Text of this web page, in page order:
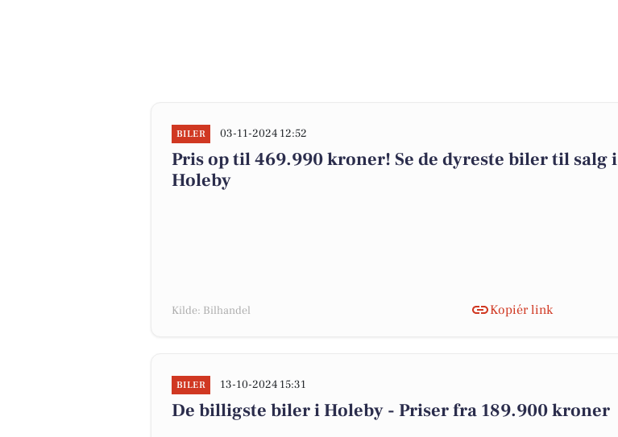
BILER 03-11-2024 12:52
Pris op til 469.990 kroner! Se de dyreste biler til salg i
Holeby
Kilde: Bilhandel Kopiér link
BILER 13-10-2024 15:31
De billigste biler i Holeby - Priser fra 189.900 kroner